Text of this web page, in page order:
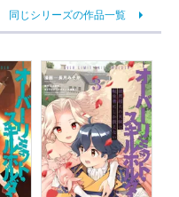
同じシリーズの作品一覧